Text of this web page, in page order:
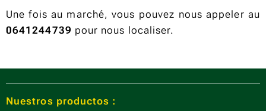
Une fois au marché, vous pouvez nous appeler au
0641244739 pour nous localiser.
Nuestros productos :